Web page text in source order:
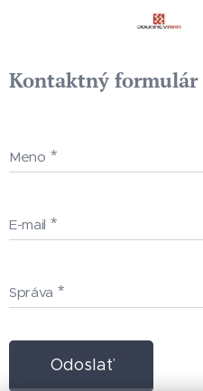
Kontaktný formulár
Meno
E-mail
Správa
Odoslať